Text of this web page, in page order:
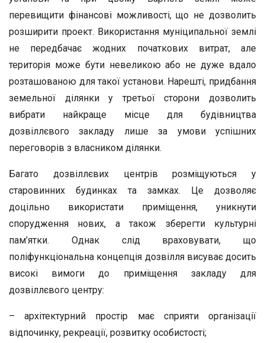
перевищити фінансові можливості, що не дозволить
розширити проект. Використання муніципальної землі
не передбачає жодних початкових витрат, але
територія може бути невеликою або не дуже вдало
розташованою для такої установи. Нарешті, придбання
земельної ділянки у третьої сторони дозволить
вибрати найкраще місце для будівництва
дозвіллєвого закладу лише за умови успішних
переговорів з власником ділянки.
Багато дозвіллєвих центрів розміщуються у
старовинних будинках та замках. Це дозволяє
доцільно використати приміщення, уникнути
спорудження нових, а також зберегти культурні
пам’ятки. Однак слід враховувати, що
поліфункціональна концепція дозвілля висуває досить
високі вимоги до приміщення закладу для
дозвіллєвого центру:
– архітектурний простір має сприяти організації
відпочинку, рекреації, розвитку особистості;